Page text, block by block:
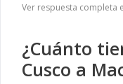
Ver respuesta completa
¿Cuánto
Cusco a